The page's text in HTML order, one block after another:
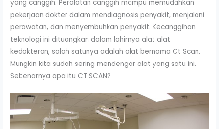
yang canggih. Peralatan canggih mampu memudahkan
pekerjaan dokter dalam mendiagnosis penyakit, menjalani
perawatan, dan menyembuhkan penyakit. Kecanggihan
teknologi ini dituangkan dalam lahirnya alat alat
kedokteran, salah satunya adalah alat bernama Ct Scan.
Mungkin kita sudah sering mendengar alat yang satu ini.
Sebenarnya apa itu CT SCAN?